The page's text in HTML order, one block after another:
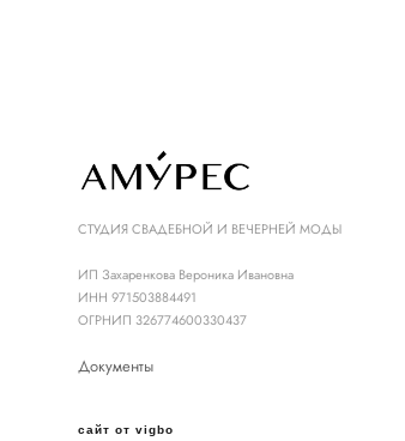
СТУДИЯ СВАДЕБНОЙ И ВЕЧЕРНЕЙ МОДЫ
ИП Захаренкова Вероника Ивановна
ИНН 971503884491
ОГРНИП 326774600330437
Документы
сайт от vigbo